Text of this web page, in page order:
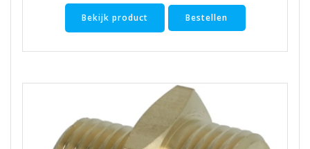
Bekijk product Bestellen